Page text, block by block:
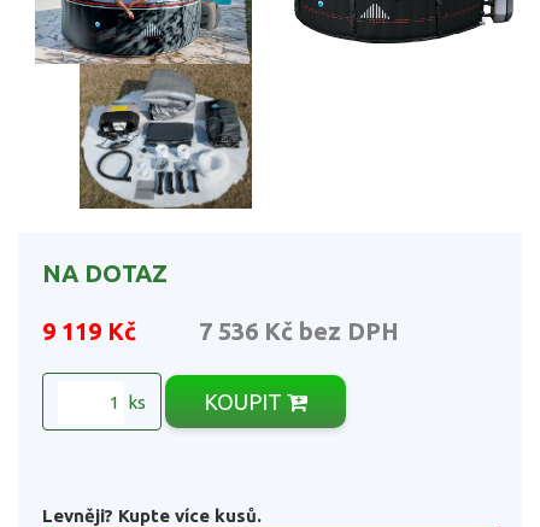
NA DOTAZ
9 119 Kč 7 536 Kč bez DPH
ks KOUPIT
Levněji? Kupte více kusů.